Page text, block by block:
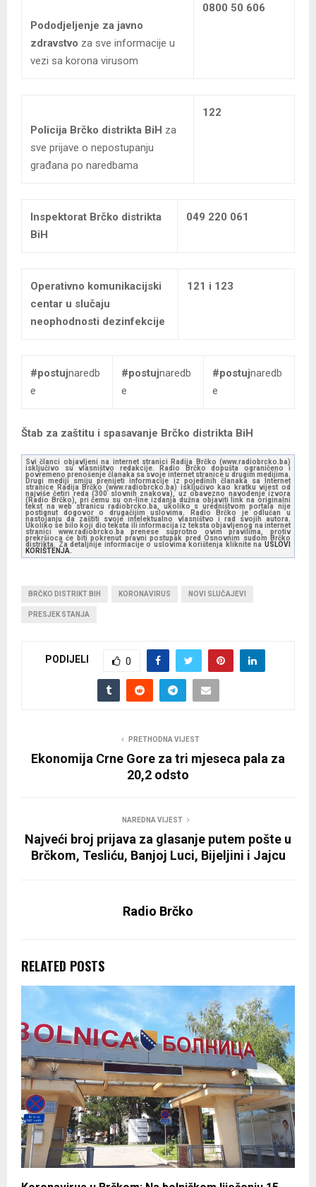
Pododjeljenje za javno
zdravstvo za sve informacije u
vezi sa korona virusom
0800 50 606
Policija Brčko distrikta BiH za
sve prijave o nepostupanju
građana po naredbama
122
Inspektorat Brčko distrikta
BiH
049 220 061
Operativno komunikacijski
centar u slučaju
neophodnosti dezinfekcije
121 i 123
#postujnaredb
e
#postujnaredb
e
#postujnaredb
e
Štab za zaštitu i spasavanje Brčko distrikta BiH
Svi članci objavljeni na internet stranici Radija Brčko (www.radiobrcko.ba)
isključivo su vlasništvo redakcije. Radio Brčko dopušta ograničeno i
povremeno prenošenje članaka sa svoje internet stranice u drugim medijima.
Drugi mediji smiju prenijeti informacije iz pojedinih članaka sa Internet
stranice Radija Brčko (www.radiobrcko.ba) isključivo kao kratku vijest od
najviše četiri reda (300 slovnih znakova), uz obavezno navođenje izvora
(Radio Brčko), pri čemu su on-line izdanja dužna objaviti link na originalni
tekst na web stranicu radiobrcko.ba, ukoliko s uredništvom portala nije
postignut dogovor o drugačijim uslovima. Radio Brčko je odlučan u
nastojanju da zaštiti svoje intelektualno vlasništvo i rad svojih autora.
Ukoliko se bilo koji dio teksta ili informacija iz teksta objavljenog na internet
stranici www.radiobrcko.ba prenese suprotno ovim pravilima, protiv
prekršioca će biti pokrenut pravni postupak pred Osnovnim sudom Brčko
distrikta. Za detaljnije informacije o uslovima korištenja kliknite na USLOVI
KORIŠTENJA.
BRČKO DISTRIKT BIH KORONAVIRUS NOVI SLUČAJEVI
PRESJEK STANJA
PODIJELI 0
PRETHODNA VIJEST
Ekonomija Crne Gore za tri mjeseca pala za
20,2 odsto
NAREDNA VIJEST
Najveći broj prijava za glasanje putem pošte u
Brčkom, Tesliću, Banjoj Luci, Bijeljini i Jajcu
Radio Brčko
RELATED POSTS